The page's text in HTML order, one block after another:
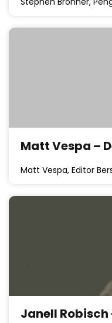
Matt Vespa –
Matt Vespa, Editor
Janell